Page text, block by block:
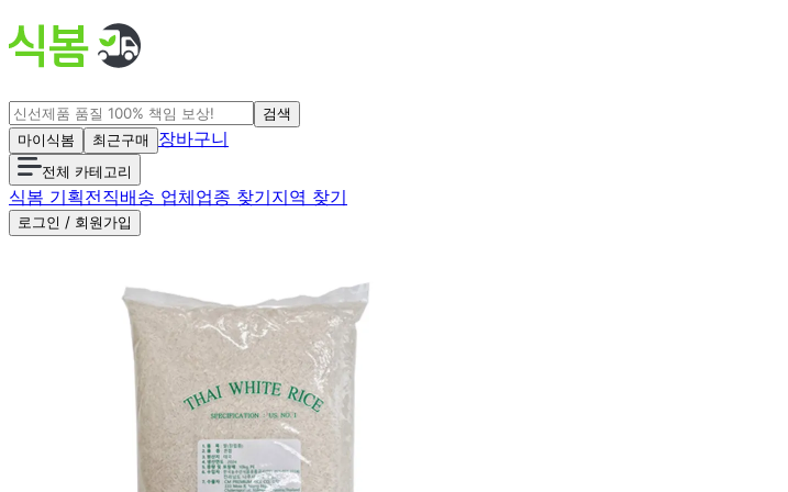
검색
마이식봄
최근구매 장바구니
전체 카테고리
식봄 기획전직배송 업체업종 찾기지역 찾기
로그인 / 회원가입